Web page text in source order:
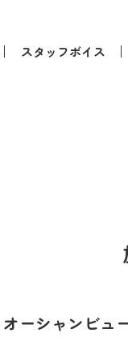
スタッフボイス
オーシャンビュ